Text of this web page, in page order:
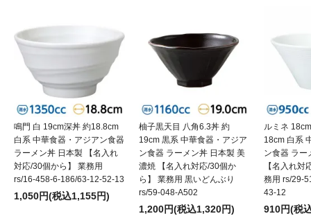
鳴門 白 19cm深丼 約18.8cm
白系 中華食器・アジアン食器
ラーメン丼 日本製 【名入れ
対応/30個から】 業務用
rs/16-458-6-186/63-12-52-13
1,050円(税込1,155円)
柚子黒天目 八角6.3丼 約
19cm 黒系 中華食器・アジア
ン食器 ラーメン丼 日本製 美
濃焼 【名入れ対応/30個か
ら】 業務用 黒いどんぶり
rs/59-048-A502
1,200円(税込1,320円)
ルミネ
18cm 白系
ン食器 ラー
【名入れ対
務用 rs/29-
43-12
910円(税